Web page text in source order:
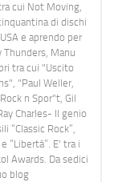
cui Not Moving,
di dischi
e aprendo per
Thunders, Manu
tra cui "Uscito
"Paul Weller,
n Spor"t, Gil
Charles- Il genio
“Classic Rock”,
“Libertà”. E' tra i
Awards. Da sedici
blog